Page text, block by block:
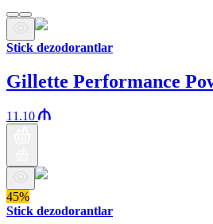
Stick dezodorantlar
Gillette Performance
11.10
45%
Stick dezodorantlar